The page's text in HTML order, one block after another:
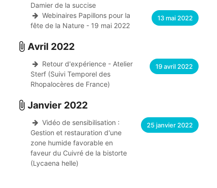
Damier de la succise
Webinaires Papillons pour la
fête de la Nature - 19 mai 2022
13 mai 2022
attach_file Avril 2022
Retour d'expérience - Atelier
Sterf (Suivi Temporel des
Rhopalocères de France)
19 avril 2022
attach_file Janvier 2022
Vidéo de sensibilisation :
Gestion et restauration d'une
zone humide favorable en
faveur du Cuivré de la bistorte
(Lycaena helle)
25 janvier 2022